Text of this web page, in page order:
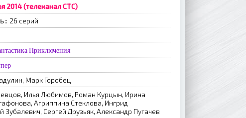
2014 (телеканал СТС)
26 серий
Приключения
Марк Горобец
Илья Любимов, Роман Курцын, Ирина
Агриппина Стеклова, Ингрид
Зубалевич, Сергей Друзьяк, Александр Пугачев